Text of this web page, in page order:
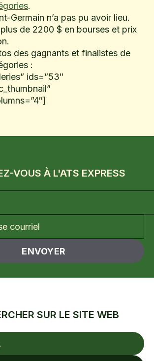
.
Germain n’a pas pu avoir lieu.
plus de 2200 $ en bourses et prix
des gagnants et finalistes de
:
ids=”53″
VOUS À L'ATS EXPRESS
SUR LE SITE WEB